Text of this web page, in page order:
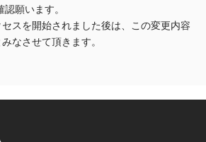
間達）
ケアコミュニティ
願います。
スを開始されました後は、この変更内容
なさせて頂きます。